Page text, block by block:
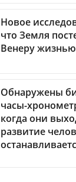
Новое
что Земля
Венеру жизнью
Обнаружены
часы-
когда они
развитие